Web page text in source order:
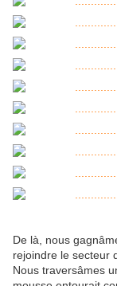
De là, nous
rejoindre le secteur
Nous traversâmes